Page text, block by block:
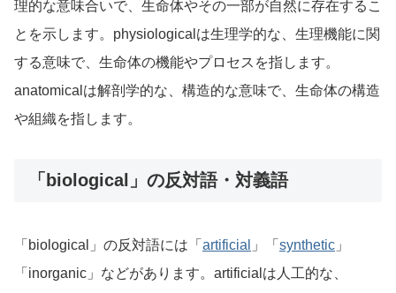
理的な意味合いで、生命体やその一部が自然に存在するこ
とを示します。physiologicalは生理学的な、生理機能に関
する意味で、生命体の機能やプロセスを指します。
anatomicalは解剖学的な、構造的な意味で、生命体の構造
や組織を指します。
「biological」の反対語・対義語
「biological」の反対語には「 artificial 」「 synthetic 」
「inorganic」などがあります。artificialは人工的な、